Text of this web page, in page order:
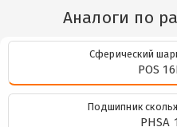
Аналоги по
Сферический
POS
Подшипник
PHSA